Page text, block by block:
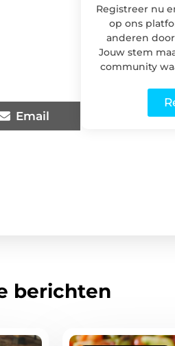
Email
Registreer nu
op ons
anderen
Jouw stem
community
berichten